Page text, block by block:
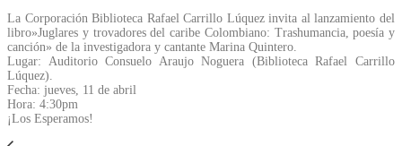
La Corporación Biblioteca Rafael Carrillo Lúquez invita al lanzamiento del
libro»Juglares y trovadores del caribe Colombiano: Trashumancia, poesía y
canción» de la investigadora y cantante Marina Quintero.
Lugar: Auditorio Consuelo Araujo Noguera (Biblioteca Rafael Carrillo
Lúquez).
Fecha: jueves, 11 de abril
Hora: 4:30pm
¡Los Esperamos!